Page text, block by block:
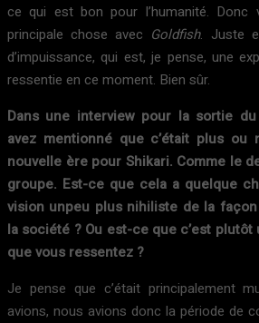
ce qui est bon pour l’humanité. Donc
principale chose avec Goldfish. Juste
d’impuissance, qui est, je pense, une
ressentie en ce moment. Bien sûr.
Dans une interview pour la sortie
avez mentionné que c’était plus ou
nouvelle ère pour Shikari. Comme le
groupe. Est-ce que cela a quelque
vision unpeu plus nihiliste de la
la société ? Ou est-ce que c’est
que vous ressentez ?
Je pense que c’était principalement
avions, nous avions donc la période de